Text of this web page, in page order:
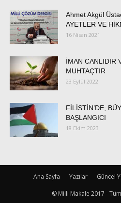
Ahmet Akgül
AYETLER VE
16 Nisan 2021
İMAN CANLIDIR
MUHTAÇTIR
23 Eylül 2022
FİLİSTİN’DE;
BAŞLANGICI
18 Ekim 2023
Ana Sayfa Yazılar Güncel
© Milli Makale 2017 - Tüm